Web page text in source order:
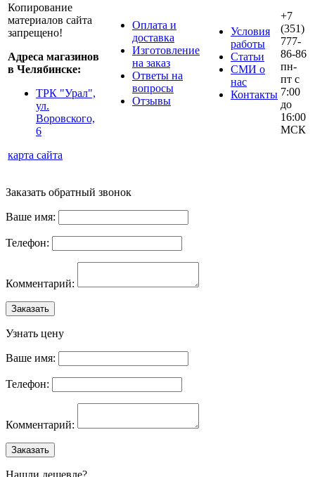
Копирование
материалов сайта
запрещено!
Адреса магазинов
в Челябинске:
ТРК "Урал",
ул.
Воровского,
6
карта сайта
Оплата и
доставка
Изготовление
на заказ
Ответы на
вопросы
Отзывы
Условия
работы
Статьи
СМИ о
нас
Контакты
+7
(351)
777-
86-86
пн-
пт с
7:00
до
16:00
МСК
Заказать обратный звонок
Ваше имя:
Телефон:
Комментарий:
Заказать
Узнать цену
Ваше имя:
Телефон:
Комментарий:
Заказать